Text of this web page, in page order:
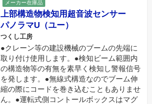
メーカー在庫品
上部構造物検知用超音波センサー
パノラマU（ユー）
つくし工房
●クレーン等の建設機械のブームの先端に
取り付け使用します。●検知ビーム範囲内
の構造物等の有無を素早く検知し警報信号
を発します。●無線式構造なのでブーム伸
縮の際にコードを巻き込むこともありませ
ん。●運転式側コントールボックスはマグ